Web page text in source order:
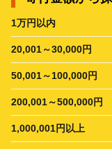
1万円以内
20,001～30,000円
50,001～100,000円
200,001～500,000円
1,000,001円以上